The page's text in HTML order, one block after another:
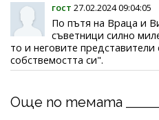
гост 27.02.2024 09:04:05
По пътя на Враца и
съветници силно
то и неговите представители
собствемостта си".
Още по темата